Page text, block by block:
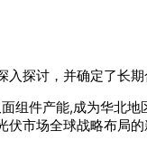
探讨，并确定了长期
组件产能,成为华北地
市场全球战略布局的